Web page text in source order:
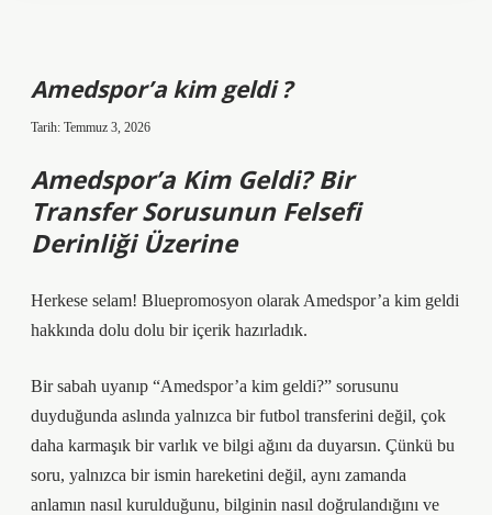
Amedspor’a kim geldi ?
Tarih: Temmuz 3, 2026
Amedspor’a Kim Geldi? Bir
Transfer Sorusunun Felsefi
Derinliği Üzerine
Herkese selam! Bluepromosyon olarak Amedspor’a kim geldi
hakkında dolu dolu bir içerik hazırladık.
Bir sabah uyanıp “Amedspor’a kim geldi?” sorusunu
duyduğunda aslında yalnızca bir futbol transferini değil, çok
daha karmaşık bir varlık ve bilgi ağını da duyarsın. Çünkü bu
soru, yalnızca bir ismin hareketini değil, aynı zamanda
anlamın nasıl kurulduğunu, bilginin nasıl doğrulandığını ve